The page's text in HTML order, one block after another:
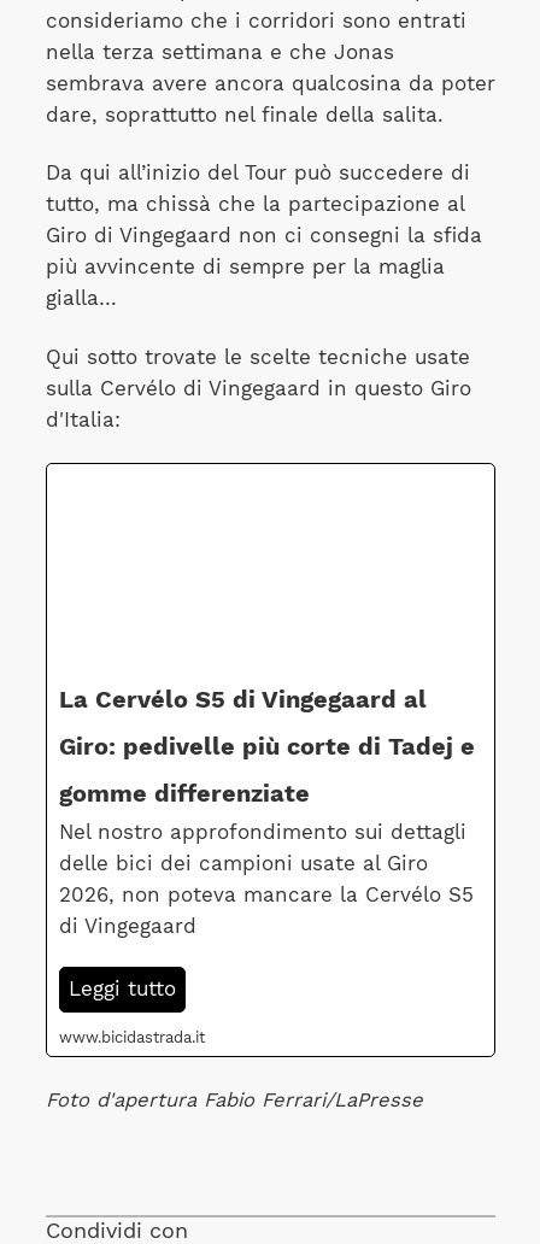
consideriamo che i corridori sono entrati
nella terza settimana e che Jonas
sembrava avere ancora qualcosina da poter
dare, soprattutto nel finale della salita.
Da qui all’inizio del Tour può succedere di
tutto, ma chissà che la partecipazione al
Giro di Vingegaard non ci consegni la sfida
più avvincente di sempre per la maglia
gialla…
Qui sotto trovate le scelte tecniche usate
sulla Cervélo di Vingegaard in questo Giro
d'Italia:
La Cervélo S5 di Vingegaard al
Giro: pedivelle più corte di Tadej e
gomme differenziate
Nel nostro approfondimento sui dettagli
delle bici dei campioni usate al Giro
2026, non poteva mancare la Cervélo S5
di Vingegaard
Leggi tutto
www.bicidastrada.it
Foto d'apertura Fabio Ferrari/LaPresse
Condividi con